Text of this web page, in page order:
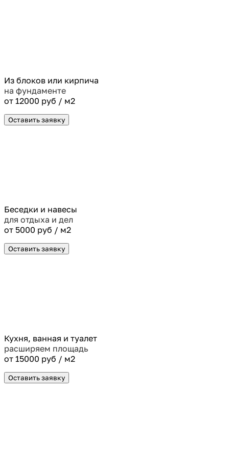
Из блоков или кирпича
на фундаменте
от 12000 руб / м2
Оставить заявку
Беседки и навесы
для отдыха и дел
от 5000 руб / м2
Оставить заявку
Кухня, ванная и туалет
расширяем площадь
от 15000 руб / м2
Оставить заявку